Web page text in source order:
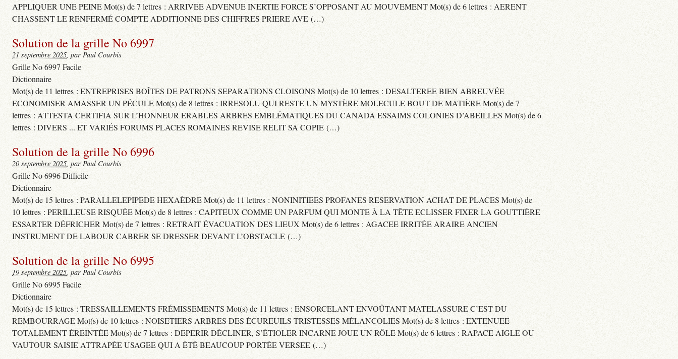
APPLIQUER UNE PEINE Mot(s) de 7 lettres : ARRIVEE ADVENUE INERTIE FORCE S’OPPOSANT AU MOUVEMENT Mot(s) de 6 lettres : AERENT
CHASSENT LE RENFERMÉ COMPTE ADDITIONNE DES CHIFFRES PRIERE AVE (…)
Solution de la grille No 6997
21 septembre 2025, par Paul Courbis
Grille No 6997 Facile
Dictionnaire
Mot(s) de 11 lettres : ENTREPRISES BOÎTES DE PATRONS SEPARATIONS CLOISONS Mot(s) de 10 lettres : DESALTEREE BIEN ABREUVÉE
ECONOMISER AMASSER UN PÉCULE Mot(s) de 8 lettres : IRRESOLU QUI RESTE UN MYSTÈRE MOLECULE BOUT DE MATIÈRE Mot(s) de 7
lettres : ATTESTA CERTIFIA SUR L’HONNEUR ERABLES ARBRES EMBLÉMATIQUES DU CANADA ESSAIMS COLONIES D’ABEILLES Mot(s) de 6
lettres : DIVERS ... ET VARIÉS FORUMS PLACES ROMAINES REVISE RELIT SA COPIE (…)
Solution de la grille No 6996
20 septembre 2025, par Paul Courbis
Grille No 6996 Difficile
Dictionnaire
Mot(s) de 15 lettres : PARALLELEPIPEDE HEXAÈDRE Mot(s) de 11 lettres : NONINITIEES PROFANES RESERVATION ACHAT DE PLACES Mot(s) de
10 lettres : PERILLEUSE RISQUÉE Mot(s) de 8 lettres : CAPITEUX COMME UN PARFUM QUI MONTE À LA TÊTE ECLISSER FIXER LA GOUTTIÈRE
ESSARTER DÉFRICHER Mot(s) de 7 lettres : RETRAIT ÉVACUATION DES LIEUX Mot(s) de 6 lettres : AGACEE IRRITÉE ARAIRE ANCIEN
INSTRUMENT DE LABOUR CABRER SE DRESSER DEVANT L’OBSTACLE (…)
Solution de la grille No 6995
19 septembre 2025, par Paul Courbis
Grille No 6995 Facile
Dictionnaire
Mot(s) de 15 lettres : TRESSAILLEMENTS FRÉMISSEMENTS Mot(s) de 11 lettres : ENSORCELANT ENVOÛTANT MATELASSURE C’EST DU
REMBOURRAGE Mot(s) de 10 lettres : NOISETIERS ARBRES DES ÉCUREUILS TRISTESSES MÉLANCOLIES Mot(s) de 8 lettres : EXTENUEE
TOTALEMENT ÉREINTÉE Mot(s) de 7 lettres : DEPERIR DÉCLINER, S’ÉTIOLER INCARNE JOUE UN RÔLE Mot(s) de 6 lettres : RAPACE AIGLE OU
VAUTOUR SAISIE ATTRAPÉE USAGEE QUI A ÉTÉ BEAUCOUP PORTÉE VERSEE (…)